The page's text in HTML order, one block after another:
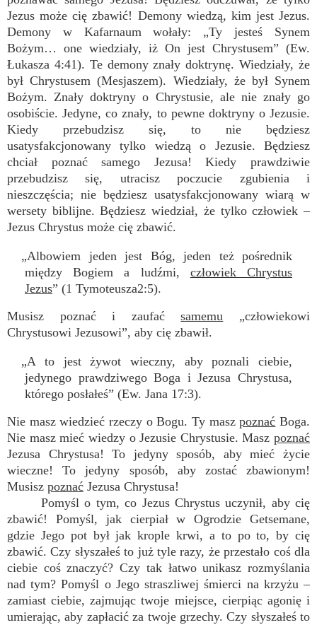
Jezus może cię zbawić! Demony wiedzą, kim jest Jezus.
Demony w Kafarnaum wołały: „Ty jesteś Synem
Bożym… one wiedziały, iż On jest Chrystusem” (Ew.
Łukasza 4:41). Te demony znały doktrynę. Wiedziały, że
był Chrystusem (Mesjaszem). Wiedziały, że był Synem
Bożym. Znały doktryny o Chrystusie, ale nie znały go
osobiście. Jedyne, co znały, to pewne doktryny o Jezusie.
Kiedy przebudzisz się, to nie będziesz
usatysfakcjonowany tylko wiedzą o Jezusie. Będziesz
chciał poznać samego Jezusa! Kiedy prawdziwie
przebudzisz się, utracisz poczucie zgubienia i
nieszczęścia; nie będziesz usatysfakcjonowany wiarą w
wersety biblijne. Będziesz wiedział, że tylko człowiek –
Jezus Chrystus może cię zbawić.
„Albowiem jeden jest Bóg, jeden też pośrednik
między Bogiem a ludźmi, człowiek Chrystus
Jezus” (1 Tymoteusza2:5).
Musisz poznać i zaufaćsamemu „człowiekowi
Chrystusowi Jezusowi”, aby cię zbawił.
„A to jest żywot wieczny, aby poznali ciebie,
jedynego prawdziwego Boga i Jezusa Chrystusa,
którego posłałeś” (Ew. Jana 17:3).
Nie masz wiedzieć rzeczy o Bogu. Ty maszpoznać Boga.
Nie masz mieć wiedzy o Jezusie Chrystusie. Masz poznać
Jezusa Chrystusa! To jedyny sposób, aby mieć życie
wieczne! To jedyny sposób, aby zostać zbawionym!
Musisz poznać Jezusa Chrystusa!
Pomyśl o tym, co Jezus Chrystus uczynił, aby cię
zbawić! Pomyśl, jak cierpiał w Ogrodzie Getsemane,
gdzie Jego pot był jak krople krwi, a to po to, by cię
zbawić. Czy słyszałeś to już tyle razy, że przestało coś dla
ciebie coś znaczyć? Czy tak łatwo unikasz rozmyślania
nad tym? Pomyśl o Jego straszliwej śmierci na krzyżu –
zamiast ciebie, zajmując twoje miejsce, cierpiąc agonię i
umierając, aby zapłacić za twoje grzechy. Czy słyszałeś to